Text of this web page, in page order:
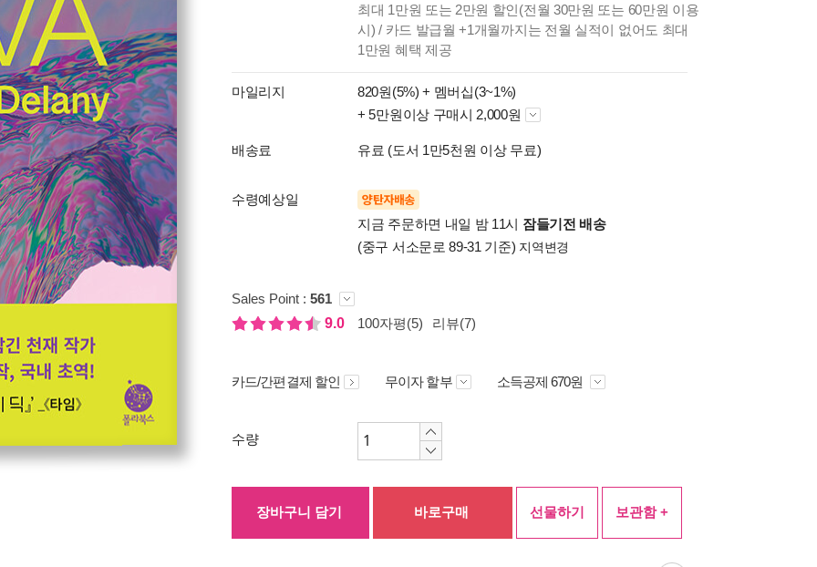
최대 1만원 또는 2만원 할인(전월 30만원 또는 60만원 이용
시) / 카드 발급월 +1개월까지는 전월 실적이 없어도 최대
1만원 혜택 제공
마일리지 820원(5%) + 멤버십(3~1%)
+ 5만원이상 구매시 2,000원
배송료 유료 (도서 1만5천원 이상 무료)
수령예상일 양탄자배송
지금 주문하면 내일 밤 11시 잠들기전 배송
(중구 서소문로 89-31 기준) 지역변경
Sales Point : 561
9.0
100자평(5) 리뷰(7)
카드/간편결제 할인 무이자 할부 소득공제 670원
수량
장바구니 담기 바로구매 선물하기 보관함 +